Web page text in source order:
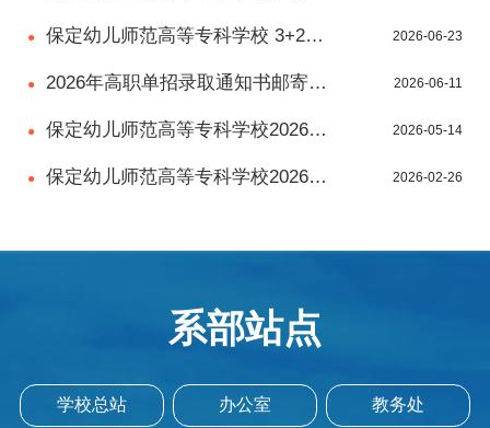
育（中外合作办学）介绍
● 保定幼儿师范高等专科学校 3+2贯
通培养项目招生介绍
2026-06-23
● 2026年高职单招录取通知书邮寄快
递单号
2026-06-11
● 保定幼儿师范高等专科学校2026
年“3+2”中高等职业教育贯通培养转段
2026-05-14
● 保定幼儿师范高等专科学校2026年 2026-02-26
系部站点
学校总站 办公室 教务处